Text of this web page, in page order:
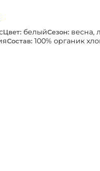
Цвет: белыйСезон: весна,
Состав: 100% органик